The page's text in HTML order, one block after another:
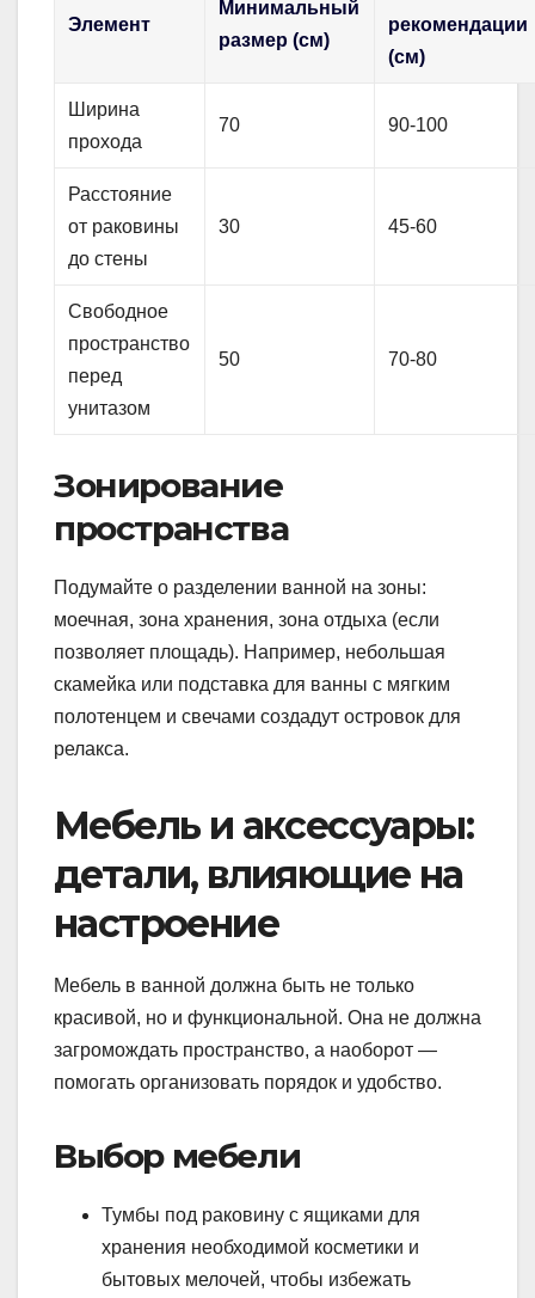
Элемент
Минимальный
размер (см)
рекомендации
(см)
Ширина
прохода
70 90-100
Расстояние
от раковины
до стены
30 45-60
Свободное
пространство
перед
унитазом
50 70-80
Зонирование
пространства
Подумайте о разделении ванной на зоны:
моечная, зона хранения, зона отдыха (если
позволяет площадь). Например, небольшая
скамейка или подставка для ванны с мягким
полотенцем и свечами создадут островок для
релакса.
Мебель и аксессуары:
детали, влияющие на
настроение
Мебель в ванной должна быть не только
красивой, но и функциональной. Она не должна
загромождать пространство, а наоборот —
помогать организовать порядок и удобство.
Выбор мебели
Тумбы под раковину с ящиками для
хранения необходимой косметики и
бытовых мелочей, чтобы избежать